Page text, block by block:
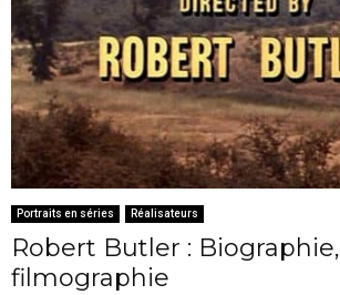
Portraits en séries Réalisateurs
Robert Butler : Biographie,
filmographie